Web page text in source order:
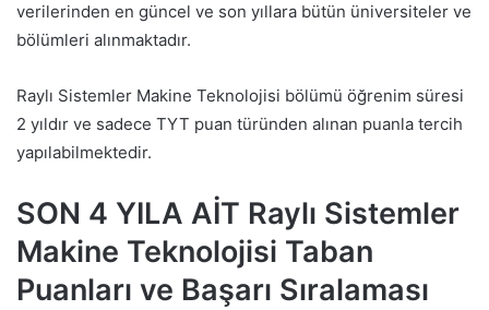
verilerinden en güncel ve son yıllara bütün üniversiteler ve
bölümleri alınmaktadır.
Raylı Sistemler Makine Teknolojisi bölümü öğrenim süresi
2 yıldır ve sadece TYT puan türünden alınan puanla tercih
yapılabilmektedir.
SON 4 YILA AİT Raylı Sistemler
Makine Teknolojisi Taban
Puanları ve Başarı Sıralaması